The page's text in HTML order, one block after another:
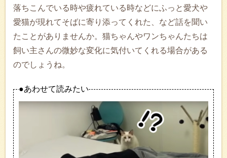
落ちこんでいる時や疲れている時などにふっと愛犬や
愛猫が現れてそばに寄り添ってくれた、など話を聞い
たことがありませんか。猫ちゃんやワンちゃんたちは
飼い主さんの微妙な変化に気付いてくれる場合がある
のでしょうね。
●あわせて読みたい